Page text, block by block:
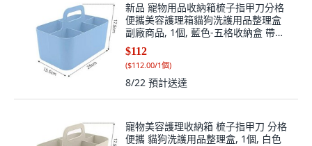
新品 寵物用品收納箱梳子指甲刀分格
便攜美容護理箱貓狗洗護用品整理盒
副廠商品, 1個, 藍色-五格收納盒 帶手
提/可疊加, 藍色
$112
($112.00/1個)
8/22 預計送達
寵物美容護理收納箱 梳子指甲刀 分格
便攜 貓狗洗護用品整理盒, 1個, 白色